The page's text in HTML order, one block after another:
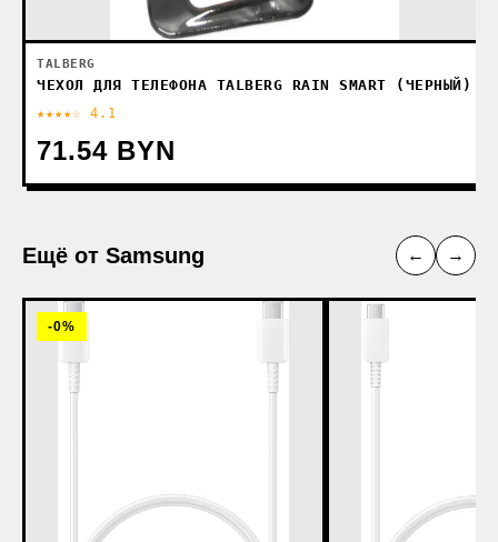
TALBERG
ЧЕХОЛ ДЛЯ ТЕЛЕФОНА TALBERG RAIN SMART (ЧЕРНЫЙ)
★★★★☆ 4.1
71.54 BYN
Ещё от Samsung ← →
-0%